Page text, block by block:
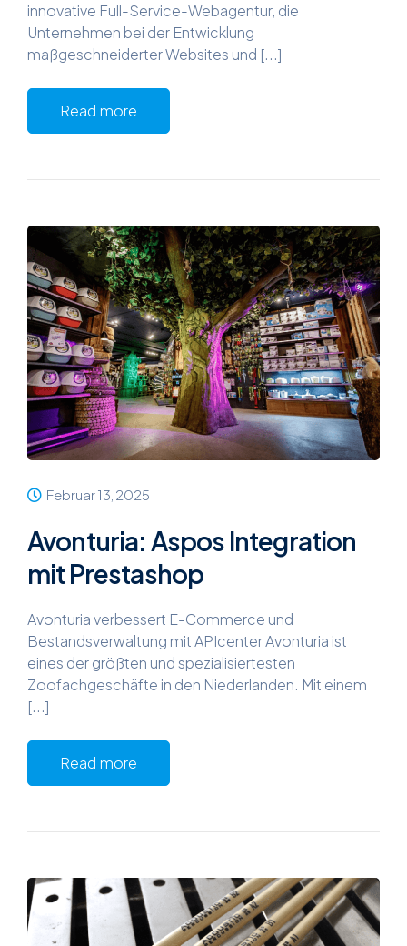
innovative Full-Service-Webagentur, die
Unternehmen bei der Entwicklung
maßgeschneiderter Websites und [...]
Read more
Februar 13, 2025
Avonturia: Aspos Integration
mit Prestashop
Avonturia verbessert E-Commerce und
Bestandsverwaltung mit APIcenter Avonturia ist
eines der größten und spezialisiertesten
Zoofachgeschäfte in den Niederlanden. Mit einem
[...]
Read more